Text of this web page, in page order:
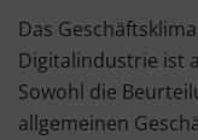
Das
Digitalindustrie ist
Sowohl die
allgemeinen